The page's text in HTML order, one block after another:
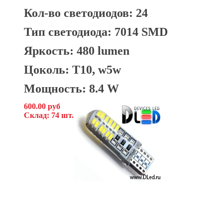
Кол-во светодиодов: 24
Тип светодиода: 7014 SMD
Яркость: 480 lumen
Цоколь: T10, w5w
Мощность: 8.4 W
600.00 руб
Склад: 74 шт.